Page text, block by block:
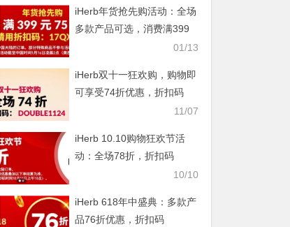
iHerb年货抢先购活动：全场
多款产品可选，消费满399
01/13
iHerb双十一狂欢购，购物即
可享受74折优惠，折扣码
11/07
iHerb 10.10购物狂欢节活
动：全场78折，折扣码
10/10
iHerb 618年中盛典：多款产
品76折优惠，折扣码